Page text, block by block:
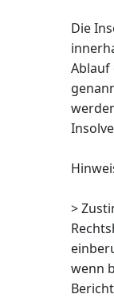
Die
Ablauf
>
wenn